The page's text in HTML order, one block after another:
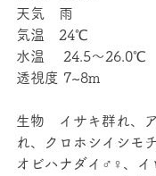
天気　雨
気温　24℃
水温 　24.5～26.0℃
透視度 7~8m
生物　イサキ群れ、
れ、クロホシイシモ
オビハナダイ♂♀、イ